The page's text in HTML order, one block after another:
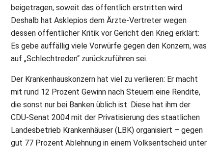
beigetragen, soweit das öffentlich erstritten wird.
Deshalb hat Asklepios dem Ärzte-Vertreter wegen
dessen öffentlicher Kritik vor Gericht den Krieg erklärt:
Es gebe auffällig viele Vorwürfe gegen den Konzern, was
auf „Schlechtreden“ zurückzuführen sei.
Der Krankenhauskonzern hat viel zu verlieren: Er macht
mit rund 12 Prozent Gewinn nach Steuern eine Rendite,
die sonst nur bei Banken üblich ist. Diese hat ihm der
CDU-Senat 2004 mit der Privatisierung des staatlichen
Landesbetrieb Krankenhäuser (LBK) organisiert – gegen
gut 77 Prozent Ablehnung in einem Volksentscheid unter